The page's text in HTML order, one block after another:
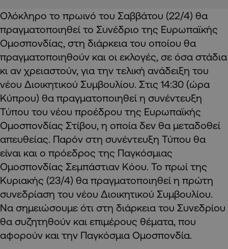
Ολόκληρο το πρωινό του Σαββάτου (22/4) θα
πραγματοποιηθεί το Συνέδριο της Ευρωπαϊκής
Ομοσπονδίας, στη διάρκεια του οποίου θα
πραγματοποιηθούν και οι εκλογές, σε όσα στάδια
κι αν χρειαστούν, για την τελική ανάδειξη του
νέου Διοικητικού Συμβουλίου. Στις 14:30 (ώρα
Κύπρου) θα πραγματοποιηθεί η συνέντευξη
Τύπου του νέου προέδρου της Ευρωπαϊκής
Ομοσπονδίας Στίβου, η οποία δεν θα μεταδοθεί
απευθείας. Παρόν στη συνέντευξη Τύπου θα
είναι και ο πρόεδρος της Παγκόσμιας
Ομοσπονδίας Σεμπάστιαν Κόου. Το πρωί της
Κυριακής (23/4) θα πραγματοποιηθεί η πρώτη
συνεδρίαση του νέου Διοικητικού Συμβουλίου.
Να σημειώσουμε ότι στη διάρκεια του Συνεδρίου
θα συζητηθούν και επιμέρους θέματα, που
αφορούν και την Παγκόσμια Ομοσπονδία.